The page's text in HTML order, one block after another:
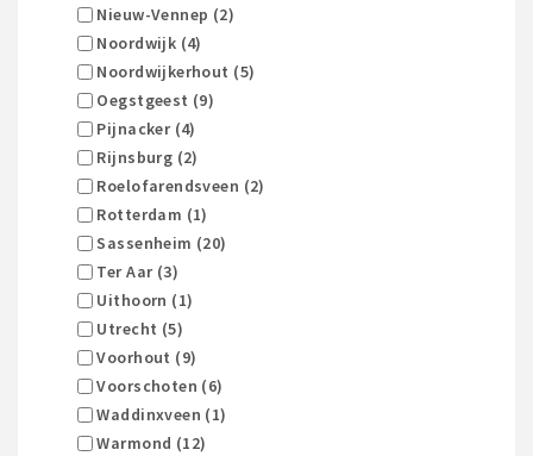
Nieuw-Vennep (2)
Noordwijk (4)
Noordwijkerhout (5)
Oegstgeest (9)
Pijnacker (4)
Rijnsburg (2)
Roelofarendsveen (2)
Rotterdam (1)
Sassenheim (20)
Ter Aar (3)
Uithoorn (1)
Utrecht (5)
Voorhout (9)
Voorschoten (6)
Waddinxveen (1)
Warmond (12)